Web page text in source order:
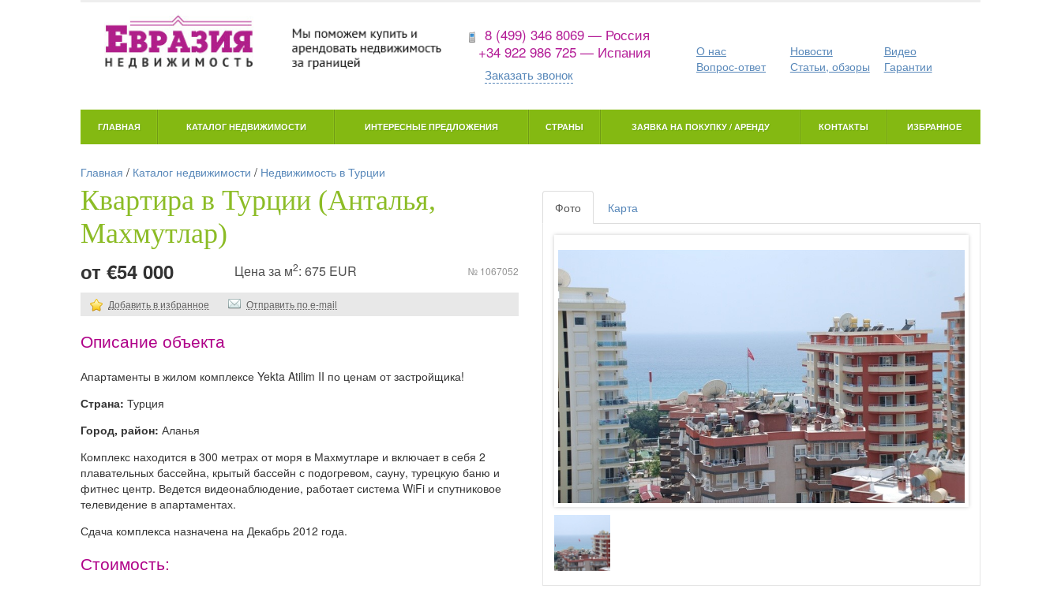
8 (499) 346 8069 — Россия
+34 922 986 725 — Испания
Заказать звонок
О нас Новости
Видео
Вопрос-ответ
Статьи, обзоры Гарантии
ГЛАВНАЯ КАТАЛОГ НЕДВИЖИМОСТИ ИНТЕРЕСНЫЕ ПРЕДЛОЖЕНИЯ СТРАНЫ ЗАЯВКА НА ПОКУПКУ / АРЕНДУ КОНТАКТЫ ИЗБРАННОЕ
Главная / Каталог недвижимости / Недвижимость в Турции
Квартира в Турции (Анталья,
Махмутлар)
от €54 000 Цена за м2: 675 EUR № 1067052
Добавить в избранное Отправить по e-mail
Описание объекта
Апартаменты в жилом комплексе Yekta Atilim II по ценам от застройщика!
Страна: Турция
Город, район: Аланья
Комплекс находится в 300 метрах от моря в Махмутларе и включает в себя 2
плавательных бассейна, крытый бассейн с подогревом, сауну, турецкую баню и
фитнес центр. Ведется видеонаблюдение, работает система WiFi и спутниковое
телевидение в апартаментах.
Сдача комплекса назначена на Декабрь 2012 года.
Стоимость:
Фото Карта